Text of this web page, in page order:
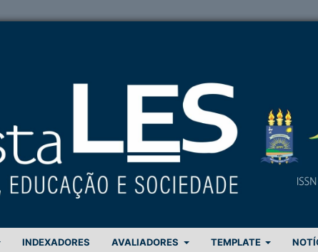
INDEXADORES AVALIADORES TEMPLATE